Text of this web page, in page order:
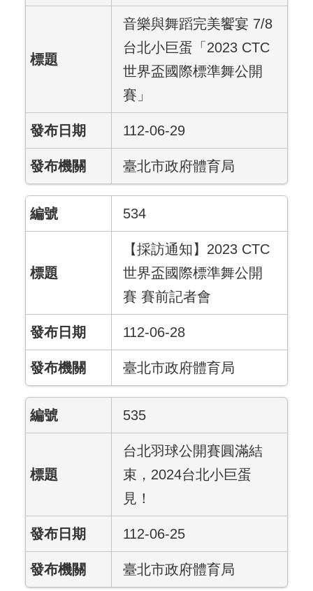
音樂與舞蹈完美饗宴 7/8
台北小巨蛋「2023 CTC
世界盃國際標準舞公開
賽」
112-06-29
臺北市政府體育局
534
【採訪通知】2023 CTC
世界盃國際標準舞公開
賽 賽前記者會
112-06-28
臺北市政府體育局
535
台北羽球公開賽圓滿結
束，2024台北小巨蛋
見！
112-06-25
臺北市政府體育局